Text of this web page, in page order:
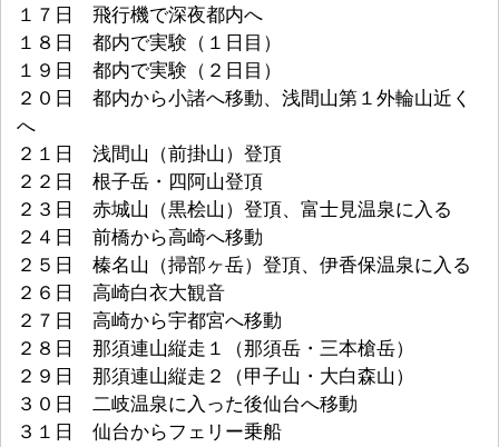
１７日 飛行機で深夜都内へ
１８日 都内で実験（１日目）
１９日 都内で実験（２日目）
２０日 都内から小諸へ移動、浅間山第１外輪山近く
へ
２１日 浅間山（前掛山）登頂
２２日 根子岳・四阿山登頂
２３日 赤城山（黒桧山）登頂、富士見温泉に入る
２４日 前橋から高崎へ移動
２５日 榛名山（掃部ヶ岳）登頂、伊香保温泉に入る
２６日 高崎白衣大観音
２７日 高崎から宇都宮へ移動
２８日 那須連山縦走１（那須岳・三本槍岳）
２９日 那須連山縦走２（甲子山・大白森山）
３０日 二岐温泉に入った後仙台へ移動
３１日 仙台からフェリー乗船